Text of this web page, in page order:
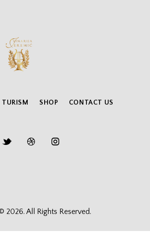
TURISM SHOP CONTACT US
2026. All Rights Reserved.